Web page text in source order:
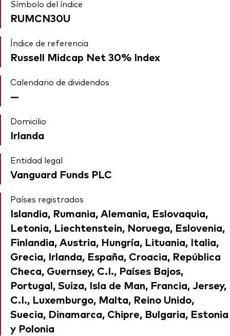
Símbolo del índice
RUMCN30U
Índice de referencia
Russell Midcap Net 30% Index
Calendario de dividendos
—
Domicilio
Irlanda
Entidad legal
Vanguard Funds PLC
Países registrados
Islandia, Rumania, Alemania, Eslovaquia,
Letonia, Liechtenstein, Noruega, Eslovenia,
Finlandia, Austria, Hungría, Lituania, Italia,
Grecia, Irlanda, España, Croacia, República
Checa, Guernsey, C.I., Países Bajos,
Portugal, Suiza, Isla de Man, Francia, Jersey,
C.I., Luxemburgo, Malta, Reino Unido,
Suecia, Dinamarca, Chipre, Bulgaria, Estonia
y Polonia